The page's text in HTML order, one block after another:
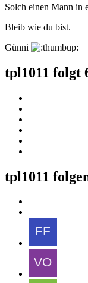
Solch einen Mann in
Bleib wie du bist.
Günni
tpl1011 folgt
tpl1011